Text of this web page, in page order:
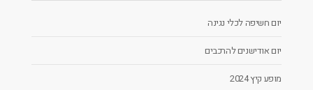
יום חשיפה לכלי נגינה
יום אודישנים להרכבים
מופע קיץ 2024